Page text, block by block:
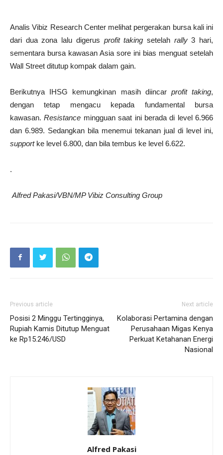
Analis Vibiz Research Center melihat pergerakan bursa kali ini
dari dua zona lalu digerus profit taking setelah rally3 hari,
sementara bursa kawasan Asia sore ini bias menguat setelah
Wall Street ditutup kompak dalam gain.
Berikutnya IHSG kemungkinan masih diincar profit taking,
dengan tetap mengacu kepada fundamental bursa
kawasan.Resistance mingguan saat ini berada di level 6.966
dan 6.989. Sedangkan bila menemui tekanan jual di level ini,
supportke level 6.800, dan bila tembus ke level 6.622.
.
Alfred Pakasi/VBN/MP Vibiz Consulting Group
Previous article
Posisi 2 Minggu Tertingginya,
Rupiah Kamis Ditutup Menguat
ke Rp15.246/USD
Next article
Kolaborasi Pertamina dengan
Perusahaan Migas Kenya
Perkuat Ketahanan Energi
Nasional
Alfred Pakasi